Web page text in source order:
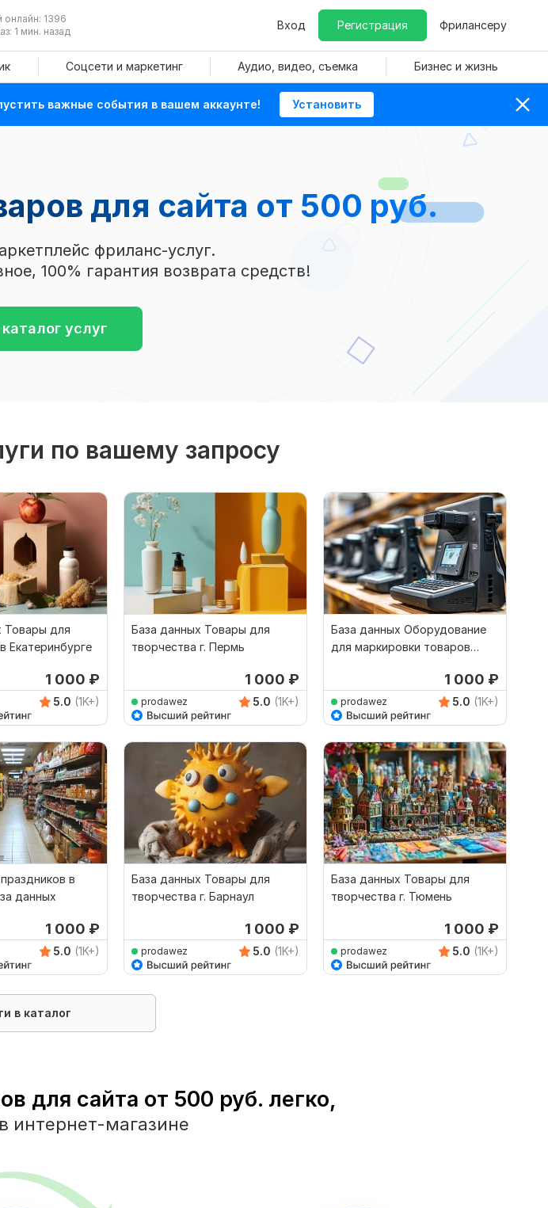
онлайн: 1396
1 мин. назад
Вход Регистрация Фрилансеру
Соцсети и маркетинг Аудио, видео, съемка Бизнес и жизнь
важные события в вашем аккаунте! Установить
для сайта от 500 руб.
фриланс-услуг.
100% гарантия возврата средств!
услуг
по вашему запросу
Товары для
Екатеринбурге
1 000 ₽
5.0 (1K+)
База данных Товары для
творчества г. Пермь
1 000 ₽
prodawez 5.0 (1K+)
База данных Оборудование
для маркировки товаров
1 000 ₽
prodawez 5.0 (1K+)
в
данных
1 000 ₽
5.0 (1K+)
База данных Товары для
творчества г. Барнаул
1 000 ₽
prodawez 5.0 (1K+)
База данных Товары для
творчества г. Тюмень
1 000 ₽
prodawez 5.0 (1K+)
в каталог
для сайта от 500 руб. легко,
интернет-магазине